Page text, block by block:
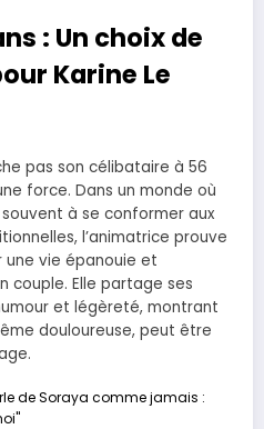
: Un choix de
Karine Le
pas son célibataire à 56
force. Dans un monde où
à se conformer aux
l’animatrice prouve
une vie épanouie et
couple. Elle partage ses
et légèreté, montrant
douloureuse, peut être
de Soraya comme jamais :